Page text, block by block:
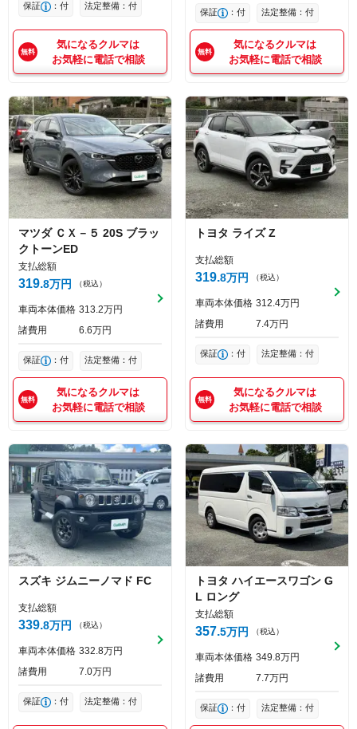
保証 ：付 法定整備：付
気になるクルマは
お気軽に電話で相談
保証 ：付 法定整備：付
気になるクルマは
お気軽に電話で相談
マツダ ＣＸ－５ 20S ブラッ
クトーンED
支払総額
319 8万円 （税込）
車両本体価格 313 2万円
諸費用
6 6万円
保証 ：付 法定整備：付
気になるクルマは
お気軽に電話で相談
トヨタ ライズ Z
支払総額
319 8万円 （税込）
車両本体価格 312 4万円
諸費用
7 4万円
保証 ：付 法定整備：付
気になるクルマは
お気軽に電話で相談
スズキ ジムニーノマド FC
支払総額
339 8万円 （税込）
車両本体価格 332 8万円
諸費用
7 0万円
保証 ：付 法定整備：付
トヨタ ハイエースワゴン G
L ロング
支払総額
357 5万円 （税込）
車両本体価格 349 8万円
諸費用
7 7万円
保証 ：付 法定整備：付